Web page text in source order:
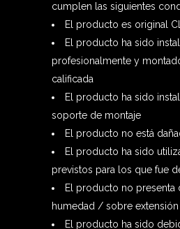
cumplen las siguientes
El producto es original
El producto ha sido
profesionalmente y
calificada
El producto ha sido
soporte de montaje
El producto no está
El producto ha sido
previstos para los que fue
El producto no
humedad / sobre extensión
El producto ha sido